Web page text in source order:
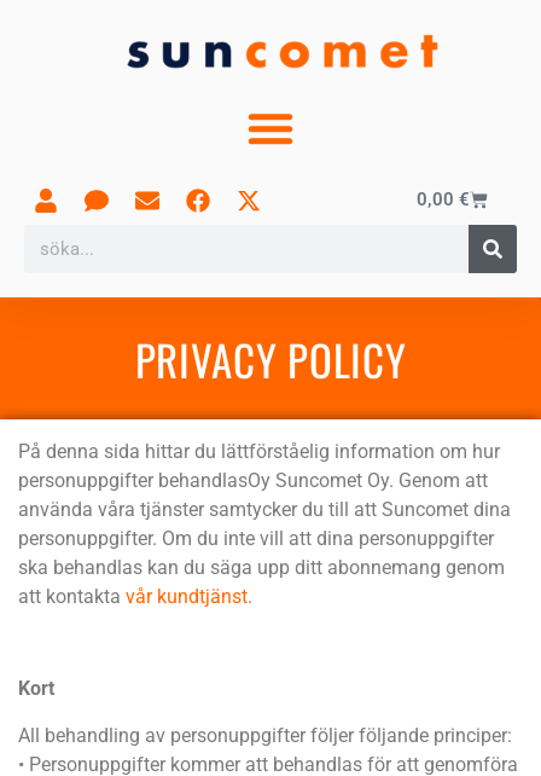
0,00 €
PRIVACY POLICY
På denna sida hittar du lättförståelig information om hur
personuppgifter behandlasOy Suncomet Oy. Genom att
använda våra tjänster samtycker du till att Suncomet dina
personuppgifter. Om du inte vill att dina personuppgifter
ska behandlas kan du säga upp ditt abonnemang genom
att kontakta vår kundtjänst.
Kort
All behandling av personuppgifter följer följande principer:
• Personuppgifter kommer att behandlas för att genomföra